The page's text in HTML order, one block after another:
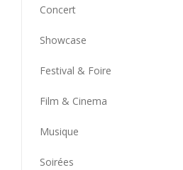
Concert
Showcase
Festival & Foire
Film & Cinema
Musique
Soirées